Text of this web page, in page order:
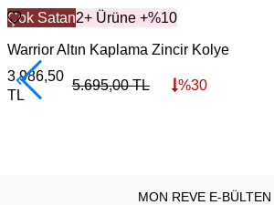
Çok Satan2+ Ürüne +%10
Warrior Altın Kaplama Zincir Kolye
3.986,50
TL
5.695,00TL %30
MON REVE E-BÜLTEN